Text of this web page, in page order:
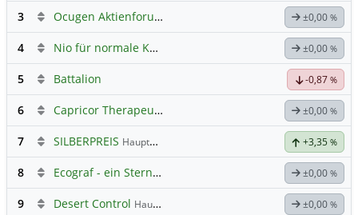
3 Ocugen Aktienforum ±0,00 %
4 Nio für normale Kommunikation ±0,00 %
5 Battalion -0,87 %
6 Capricor Therapeutics ±0,00 %
7 SILBERPREIS Hauptdiskussion +3,35 %
8 Ecograf - ein Stern am Graphithimmel ±0,00 %
9 Desert Control Hauptdiskussion ±0,00 %